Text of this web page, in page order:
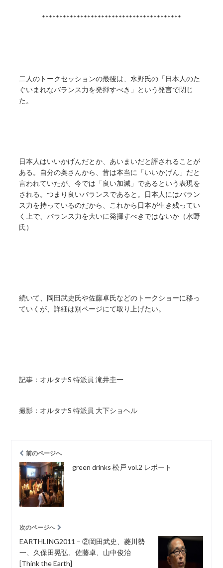
****************************************
二人のトークセッションの最後は、水野氏の「日本人のた
ぐいまれなバランス力を発揮すべき」という発言で閉じ
た。
日本人はいいかげんだとか、あいまいだと評されることが
ある。自分の奥さんから、昔は本当に「いいかげん」だと
言われていたが、今では「良い加減」であるという表現を
される。つまり良いバランスであると。日本人にはバラン
ス力を持っているのだから、これから日本が生き残ってい
く上で、バランス力を大いに発揮すべきではないか（水野
氏）
続いて、岡田武史氏や佐藤卓氏などのトークショーに移っ
ていくが、詳細は別ページにて取り上げたい。
記事：オルタナS 特派員 滝井圭一
撮影：オルタナS 特派員 大下ショヘル
前のページへ
green drinks 松戸 vol.2 レポート
次のページへ
EARTHLING2011 – ②岡田武史、菱川勢
一、久保田晃弘、佐藤卓、山中俊治
[Think the Earth]